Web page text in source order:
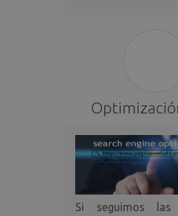
Si seguimos las